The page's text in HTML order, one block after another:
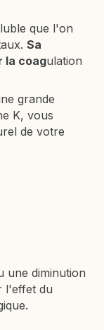
que l'on
Sa
la coagulation
grande
K, vous
de votre
une diminution
l'effet du